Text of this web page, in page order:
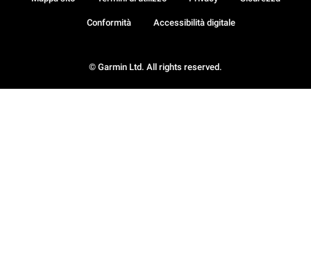
© Garmin Ltd. All rights reserved.
Conformità Accessibilità digitale